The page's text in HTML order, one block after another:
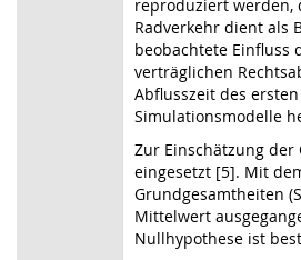
reproduziert werden,
Radverkehr dient als
beobachtete Einfluss
verträglichen
Abflusszeit des
Simulationsmodelle
Zur Einschätzung
eingesetzt [5]. Mit
Grundgesamtheiten
Mittelwert
Nullhypothese ist